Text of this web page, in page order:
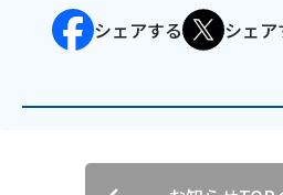
おトクな情報
シェアする シェア